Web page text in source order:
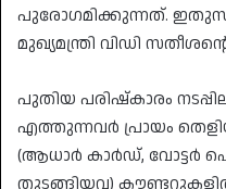
പുരോഗമിക്കുന്നത്.
മുഖ്യമന്ത്രി വിഡി
​പുതിയ പരിഷ്കാരം
എത്തുന്നവർ പ്രായം
(ആധാർ കാർഡ്,
തുടങ്ങിയവ)